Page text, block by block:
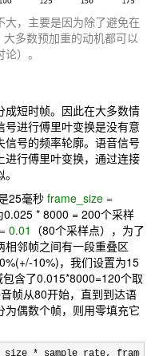
大，主要是因为除了避免在
多数预加重的动机都可以
）。
短时帧。因此在大多数情
进行傅里叶变换是没有意
号的频率轮廓。语音信号
行傅里叶变换，通过连接
25毫秒 frame_size =
* 8000 = 200个采样
0.01
（80个采样点），为了
邻帧之间有一段重叠区
10%)，我们设置为15
含了0.015*8000=120个取
帧从80开始，直到到达语
偶数个帧，则用零填充它